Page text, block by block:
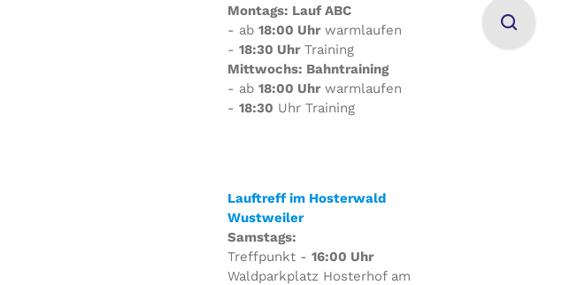
Montags: Lauf ABC
- ab 18:00 Uhrwarmlaufen
- 18:30 UhrTraining
Mittwochs: Bahntraining
- ab 18:00 Uhrwarmlaufen
- 18:30 Uhr Training
Lauftreff im Hosterwald
Wustweiler
Samstags:
Treffpunkt - 16:00 Uhr
Waldparkplatz Hosterhof am